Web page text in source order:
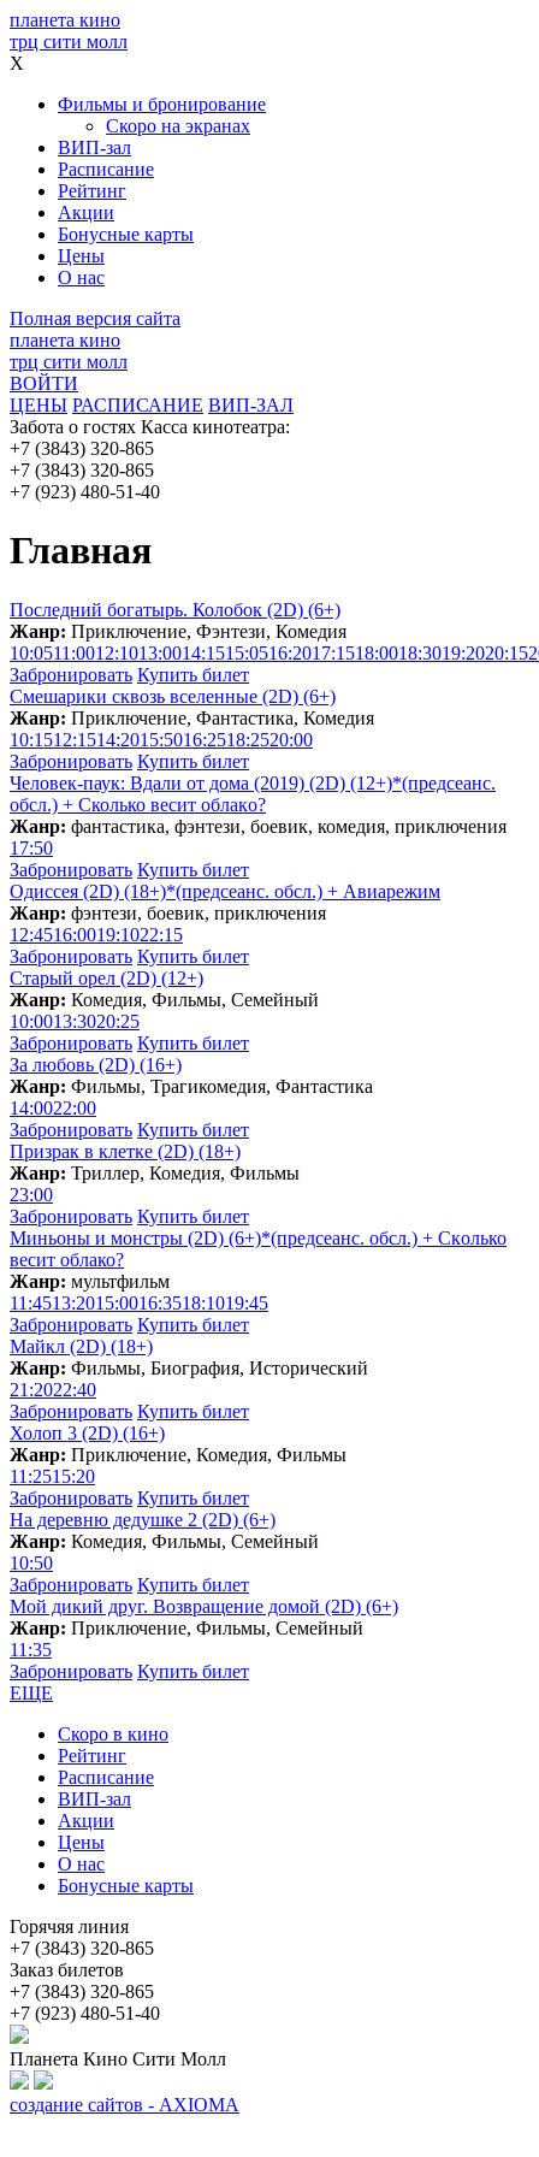
планета кино
трц сити молл
X
Фильмы и бронирование
Скоро на экранах
ВИП-зал
Расписание
Рейтинг
Акции
Бонусные карты
Цены
О нас
Полная версия сайта
планета кино
трц сити молл
ВОЙТИ
ЦЕНЫ РАСПИСАНИЕ ВИП-ЗАЛ
Забота о гостях Касса кинотеатра:
+7 (3843) 320-865
+7 (3843) 320-865
+7 (923) 480-51-40
Главная
Последний богатырь. Колобок (2D) (6+)
Жанр: Приключение, Фэнтези, Комедия
10:0511:0012:1013:0014:1515:0516:2017:1518:0018:3019:2020:15
Забронировать Купить билет
Смешарики сквозь вселенные (2D) (6+)
Жанр: Приключение, Фантастика, Комедия
10:1512:1514:2015:5016:2518:2520:00
Забронировать Купить билет
Человек-паук: Вдали от дома (2019) (2D) (12+)*(предсеанс.
обсл.) + Сколько весит облакo?
Жанр: фантастика, фэнтези, боевик, комедия, приключения
17:50
Забронировать Купить билет
Одиссея (2D) (18+)*(предсеанс. обсл.) + Aвиарежим
Жанр: фэнтези, боевик, приключения
12:4516:0019:1022:15
Забронировать Купить билет
Старый орел (2D) (12+)
Жанр: Комедия, Фильмы, Семейный
10:0013:3020:25
Забронировать Купить билет
За любовь (2D) (16+)
Жанр: Фильмы, Трагикомедия, Фантастика
14:0022:00
Забронировать Купить билет
Призрак в клетке (2D) (18+)
Жанр: Триллер, Комедия, Фильмы
23:00
Забронировать Купить билет
Миньоны и монстры (2D) (6+)*(предсеанс. обсл.) + Скoлько
весит облако?
Жанр: мультфильм
11:4513:2015:0016:3518:1019:45
Забронировать Купить билет
Майкл (2D) (18+)
Жанр: Фильмы, Биография, Исторический
21:2022:40
Забронировать Купить билет
Холоп 3 (2D) (16+)
Жанр: Приключение, Комедия, Фильмы
11:2515:20
Забронировать Купить билет
На деревню дедушке 2 (2D) (6+)
Жанр: Комедия, Фильмы, Семейный
10:50
Забронировать Купить билет
Мой дикий друг. Возвращение домой (2D) (6+)
Жанр: Приключение, Фильмы, Семейный
11:35
Забронировать Купить билет
ЕЩЕ
Скоро в кино
Рейтинг
Расписание
ВИП-зал
Акции
Цены
О нас
Бонусные карты
Горячяя линия
+7 (3843) 320-865
Заказ билетов
+7 (3843) 320-865
+7 (923) 480-51-40
Планета Кино Сити Молл
создание сайтов - AXIOMA